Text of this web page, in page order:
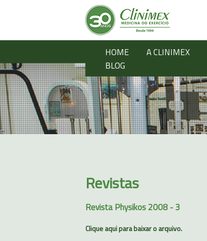
HOME A CLINIMEX
BLOG
Revistas
Revista Physikos 2008 - 3
Clique aqui para baixar o arquivo.